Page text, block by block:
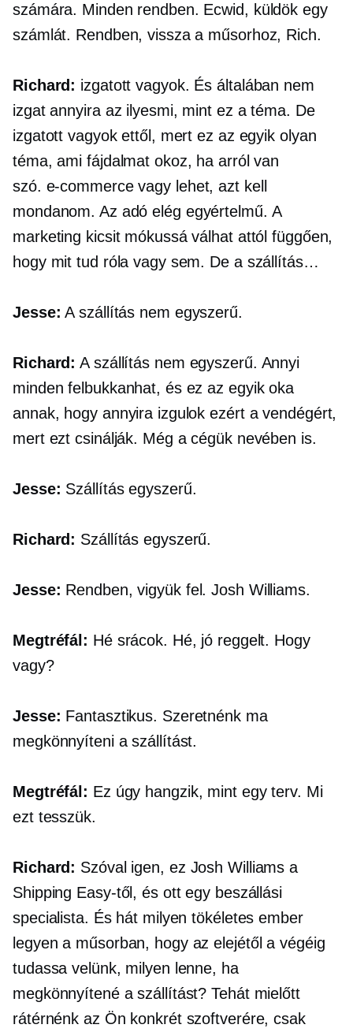
számára. Minden rendben. Ecwid, küldök egy
számlát. Rendben, vissza a műsorhoz, Rich.
Richard: izgatott vagyok. És általában nem
izgat annyira az ilyesmi, mint ez a téma. De
izgatott vagyok ettől, mert ez az egyik olyan
téma, ami fájdalmat okoz, ha arról van
szó. e-commercevagy lehet, azt kell
mondanom. Az adó elég egyértelmű. A
marketing kicsit mókussá válhat attól függően,
hogy mit tud róla vagy sem. De a szállítás…
Jesse: A szállítás nem egyszerű.
Richard: A szállítás nem egyszerű. Annyi
minden felbukkanhat, és ez az egyik oka
annak, hogy annyira izgulok ezért a vendégért,
mert ezt csinálják. Még a cégük nevében is.
Jesse: Szállítás egyszerű.
Richard: Szállítás egyszerű.
Jesse: Rendben, vigyük fel. Josh Williams.
Megtréfál: Hé srácok. Hé, jó reggelt. Hogy
vagy?
Jesse: Fantasztikus. Szeretnénk ma
megkönnyíteni a szállítást.
Megtréfál: Ez úgy hangzik, mint egy terv. Mi
ezt tesszük.
Richard: Szóval igen, ez Josh Williams a
Shipping Easy-től, és ott egy beszállási
specialista. És hát milyen tökéletes ember
legyen a műsorban, hogy az elejétől a végéig
tudassa velünk, milyen lenne, ha
megkönnyítené a szállítást? Tehát mielőtt
rátérnénk az Ön konkrét szoftverére, csak